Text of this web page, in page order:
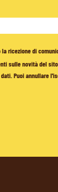
di
sulle novità del
Puoi annullare